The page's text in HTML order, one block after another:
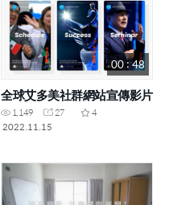
00 : 48
全球艾多美社群網站宣傳影片
1,149 27
4
2022.11.15